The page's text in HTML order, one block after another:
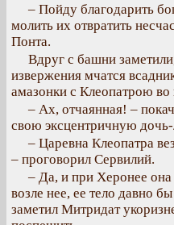
– Пойду благодарить
молить их отвратить
Понта.
Вдруг с башни
извержения мчатся
амазонки с Клеопатрою во
– Ах, отчаянная! –
свою эксцентричную
– Царевна Клеопатра
– проговорил Сервилий.
– Да, и при Херонее
возле нее, ее тело давно
заметил Митридат